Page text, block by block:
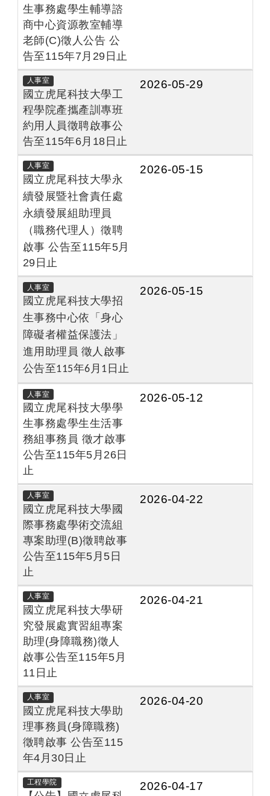
生事務處學生輔導諮
商中心資源教室輔導
老師(C)徵人公告 公
告至115年7月29日止
人事室
國立虎尾科技大學工
程學院產攜產訓專班
約用人員徵聘啟事公
告至115年6月18日止
2026-05-29
人事室
國立虎尾科技大學永
續發展暨社會責任處
永續發展組助理員
（職務代理人）徵聘
啟事 公告至115年5月
29日止
2026-05-15
人事室
國立虎尾科技大學招
生事務中心依「身心
障礙者權益保護法」
進用助理員 徵人啟事
公告至115年6月1日止
2026-05-15
人事室
國立虎尾科技大學學
生事務處學生生活事
務組事務員 徵才啟事
公告至115年5月26日
止
2026-05-12
人事室
國立虎尾科技大學國
際事務處學術交流組
專案助理(B)徵聘啟事
公告至115年5月5日
止
2026-04-22
人事室
國立虎尾科技大學研
究發展處實習組專案
助理(身障職務)徵人
啟事公告至115年5月
11日止
2026-04-21
人事室
國立虎尾科技大學助
理事務員(身障職務)
徵聘啟事 公告至115
年4月30日止
2026-04-20
工程學院 2026-04-17